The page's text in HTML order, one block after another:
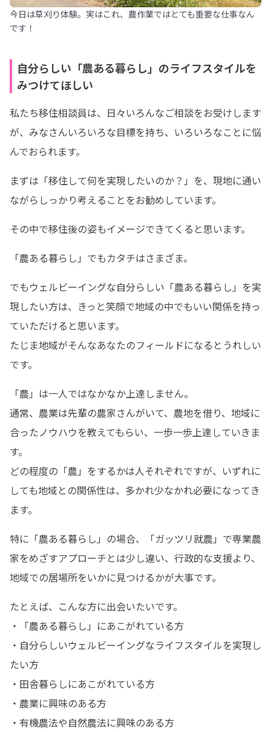
今日は草刈り体験。実はこれ、農作業ではとても重要な仕事なん
です！
自分らしい「農ある暮らし」のライフスタイルを
みつけてほしい
私たち移住相談員は、日々いろんなご相談をお受けします
が、みなさんいろいろな目標を持ち、いろいろなことに悩
んでおられます。
まずは「移住して何を実現したいのか？」を、現地に通い
ながらしっかり考えることをお勧めしています。
その中で移住後の姿もイメージできてくると思います。
「農ある暮らし」でもカタチはさまざま。
でもウェルビーイングな自分らしい「農ある暮らし」を実
現したい方は、きっと笑顔で地域の中でもいい関係を持っ
ていただけると思います。
たじま地域がそんなあなたのフィールドになるとうれしい
です。
「農」は一人ではなかなか上達しません。
通常、農業は先輩の農家さんがいて、農地を借り、地域に
合ったノウハウを教えてもらい、一歩一歩上達していきま
す。
どの程度の「農」をするかは人それぞれですが、いずれに
しても地域との関係性は、多かれ少なかれ必要になってき
ます。
特に「農ある暮らし」の場合、「ガッツリ就農」で専業農
家をめざすアプローチとは少し違い、行政的な支援より、
地域での居場所をいかに見つけるかが大事です。
たとえば、こんな方に出会いたいです。
・「農ある暮らし」にあこがれている方
・自分らしいウェルビーイングなライフスタイルを実現し
たい方
・田舎暮らしにあこがれている方
・農業に興味のある方
・有機農法や自然農法に興味のある方